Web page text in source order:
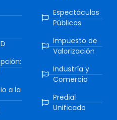
a la
Espectáculos
Públicos
Impuesto de
Valorización
Industría y
Comercio
Predial
Unificado